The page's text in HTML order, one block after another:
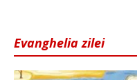
Evanghelia zilei